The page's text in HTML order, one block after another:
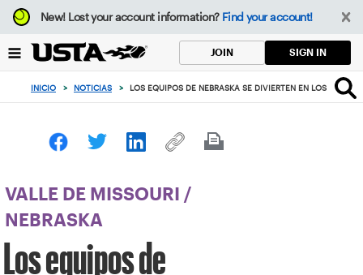
Enfoque
desde
botón
volver
principio
New!Lost your account information? Find your account!
JOIN SIGN IN
INICIO > NOTICIAS > LOS EQUIPOS DE NEBRASKA SE DIVIERTEN EN LOS
VALLE DE MISSOURI
/
NEBRASKA
Los equipos de